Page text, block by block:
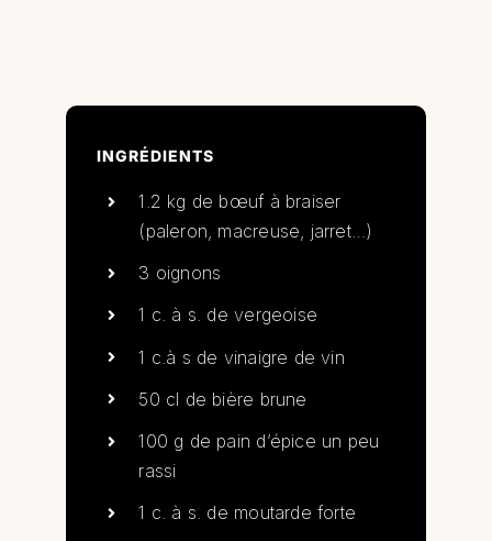
INGRÉDIENTS
1.2 kg de bœuf à braiser
(paleron, macreuse, jarret…)
3 oignons
1 c. à s. de vergeoise
1 c.à s de vinaigre de vin
50 cl de bière brune
100 g de pain d’épice un peu
rassi
1 c. à s. de moutarde forte